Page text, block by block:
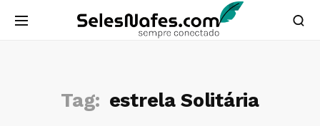
Tag: estrela Solitária